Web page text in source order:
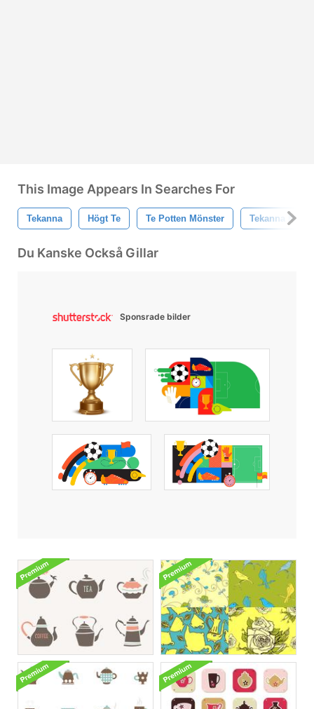
This Image Appears In Searches For
Tekanna Högt Te Te Potten Mönster Tekanna
Du Kanske Också Gillar
Sponsrade bilder